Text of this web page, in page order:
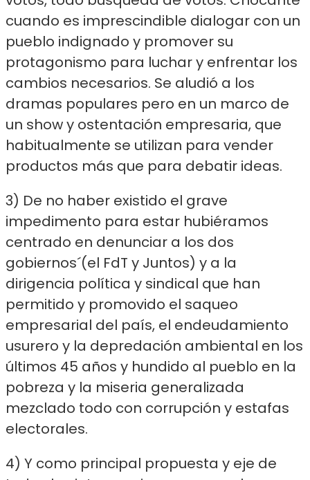
cuando es imprescindible dialogar con un
pueblo indignado y promover su
protagonismo para luchar y enfrentar los
cambios necesarios. Se aludió a los
dramas populares pero en un marco de
un show y ostentación empresaria, que
habitualmente se utilizan para vender
productos más que para debatir ideas.
3) De no haber existido el grave
impedimento para estar hubiéramos
centrado en denunciar a los dos
gobiernos´(el FdT y Juntos) y a la
dirigencia política y sindical que han
permitido y promovido el saqueo
empresarial del país, el endeudamiento
usurero y la depredación ambiental en los
últimos 45 años y hundido al pueblo en la
pobreza y la miseria generalizada
mezclado todo con corrupción y estafas
electorales.
4) Y como principal propuesta y eje de